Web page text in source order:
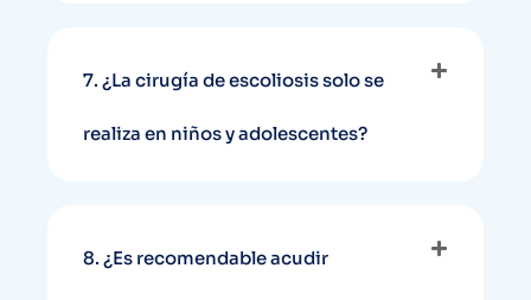
7. ¿La cirugía de escoliosis solo se
realiza en niños y adolescentes?
8. ¿Es recomendable acudir